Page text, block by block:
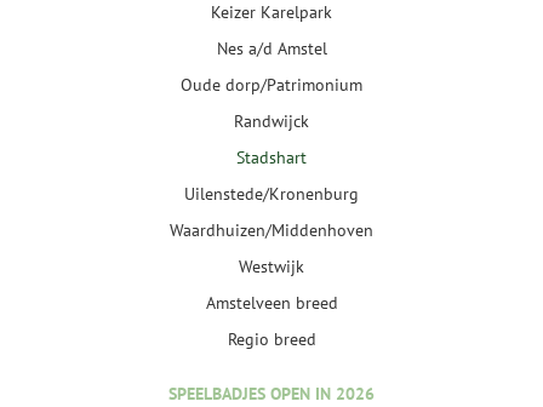
Keizer Karelpark
Nes a/d Amstel
Oude dorp/Patrimonium
Randwijck
Stadshart
Uilenstede/Kronenburg
Waardhuizen/Middenhoven
Westwijk
Amstelveen breed
Regio breed
SPEELBADJES OPEN IN 2026